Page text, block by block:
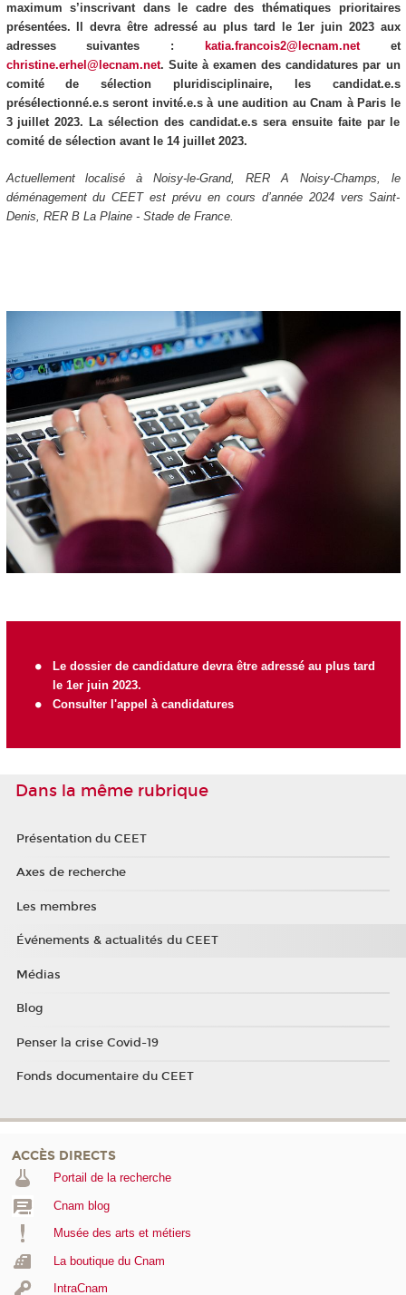
maximum s’inscrivant dans le cadre des thématiques prioritaires
présentées. Il devra être adressé au plus tard le 1er juin 2023 aux
adresses suivantes :
katia.francois2@lecnam.netet
christine.erhel@lecnam.net. Suite à examen des candidatures par un
comité de sélection pluridisciplinaire, les candidat.e.s
présélectionné.e.s seront invité.e.s à une audition au Cnam à Paris le
3 juillet 2023. La sélection des candidat.e.s sera ensuite faite par le
comité de sélection avant le 14 juillet 2023.
Actuellement localisé à Noisy-le-Grand, RER A Noisy-Champs, le
déménagement du CEET est prévu en cours d’année 2024 vers Saint-
Denis, RER B La Plaine - Stade de France.
Le dossier de candidature devra être adressé au plus tard
le 1er juin 2023.
Consulter l'appel à candidatures
Dans la même rubrique
Présentation du CEET
Axes de recherche
Les membres
Événements & actualités du CEET
Médias
Blog
Penser la crise Covid-19
Fonds documentaire du CEET
ACCÈS DIRECTS
Portail de la recherche
Cnam blog
Musée des arts et métiers
La boutique du Cnam
IntraCnam